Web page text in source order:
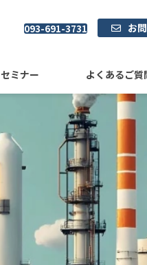
093-691-3731 お
セミナー よくあるご質